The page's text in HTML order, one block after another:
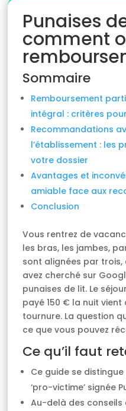
Punaises
comment
Sommaire
Remboursement
intégral : critères
Recommandations
l’établissement : les
votre dossier
Avantages et
amiable face aux
Conclusion
Vous rentrez de
les bras, les jambes,
sont alignées par trois,
avez cherché sur
punaises de lit. Le
payé 150 € la nuit
tournure. La question
ce que vous pouvez
Ce qu’il faut
Ce guide se
‘pro-victime’ signée
Au-delà des conseils